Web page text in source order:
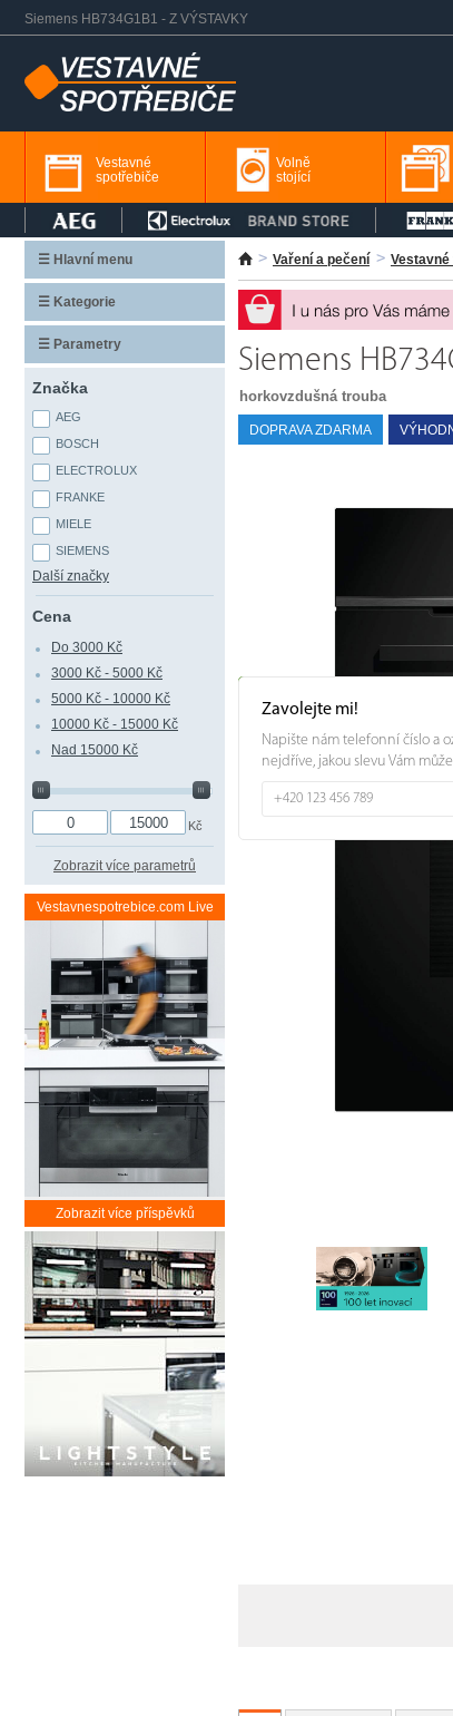
Siemens HB734G1B1 - Z VÝSTAVKY
Vestavné
spotřebiče
Volně
stojící
Vaření a pečení
Siemens
horkovzdušná trouba
DOPRAVA ZDARMA
Zavolejte mi!
Napište nám telefonní číslo a
nejdříve, jakou slevu Vám
☰ Hlavní menu
☰ Kategorie
☰ Parametry
Značka
AEG
BOSCH
ELECTROLUX
FRANKE
MIELE
SIEMENS
Další značky
Cena
Do 3000 Kč
3000 Kč - 5000 Kč
5000 Kč - 10000 Kč
10000 Kč - 15000 Kč
Nad 15000 Kč
Kč
Zobrazit více parametrů
Vestavnespotrebice.com Live
Zobrazit více příspěvků